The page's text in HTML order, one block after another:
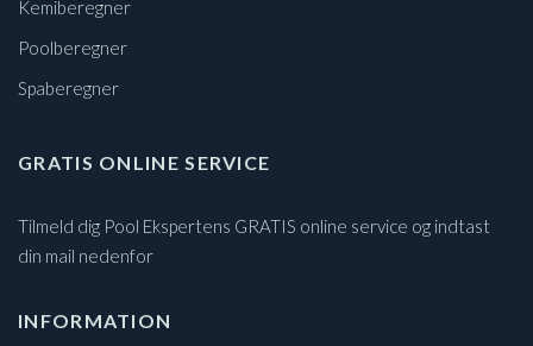
Kemiberegner
Poolberegner
Spaberegner
GRATIS ONLINE SERVICE
Tilmeld dig Pool Ekspertens GRATIS online service og indtast
din mail nedenfor
INFORMATION